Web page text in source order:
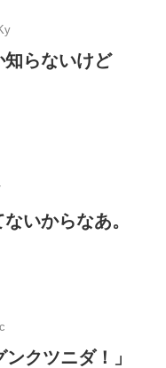
らないけど
いからなあ。
クツニダ！」